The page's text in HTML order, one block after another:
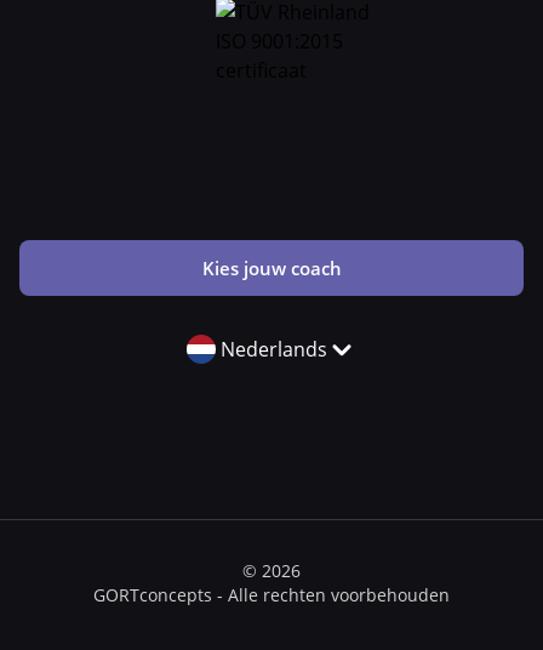
Kies jouw coach
Nederlands
© 2026
GORTconcepts - Alle rechten voorbehouden